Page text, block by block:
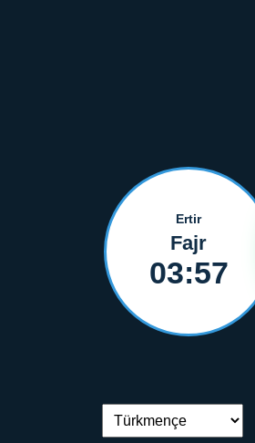
Ertir
Fajr
03:57
Dil çalşyryş: